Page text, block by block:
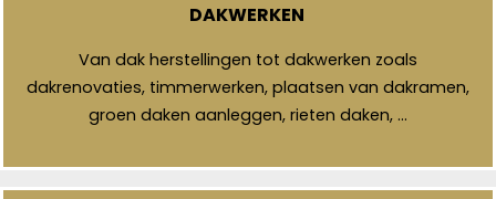
DAKWERKEN
Van dak herstellingen tot dakwerken zoals
dakrenovaties, timmerwerken, plaatsen van dakramen,
groen daken aanleggen, rieten daken, …